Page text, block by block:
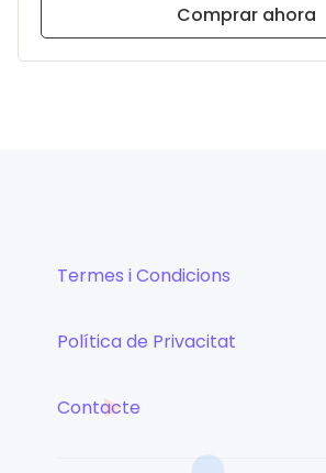
Comprar ahora
Termes i Condicions
Política de Privacitat
Contacte